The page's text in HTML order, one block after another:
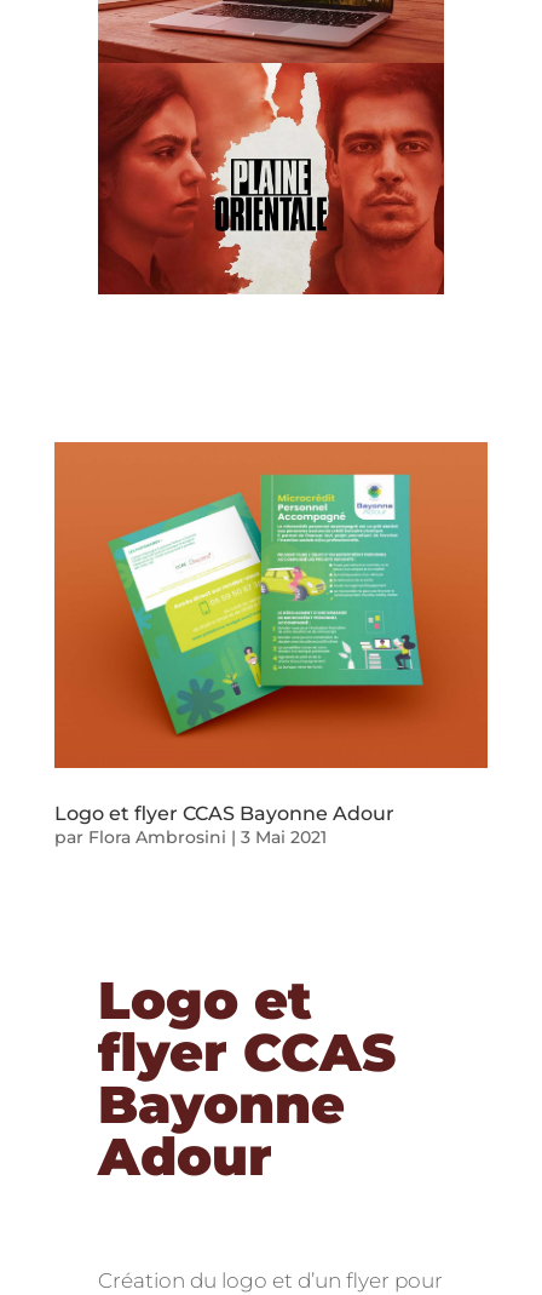
Logo et flyer CCAS Bayonne Adour
par Flora Ambrosini | 3 Mai 2021
Logo et
flyer CCAS
Bayonne
Adour
Création du logo et d’un flyer pour